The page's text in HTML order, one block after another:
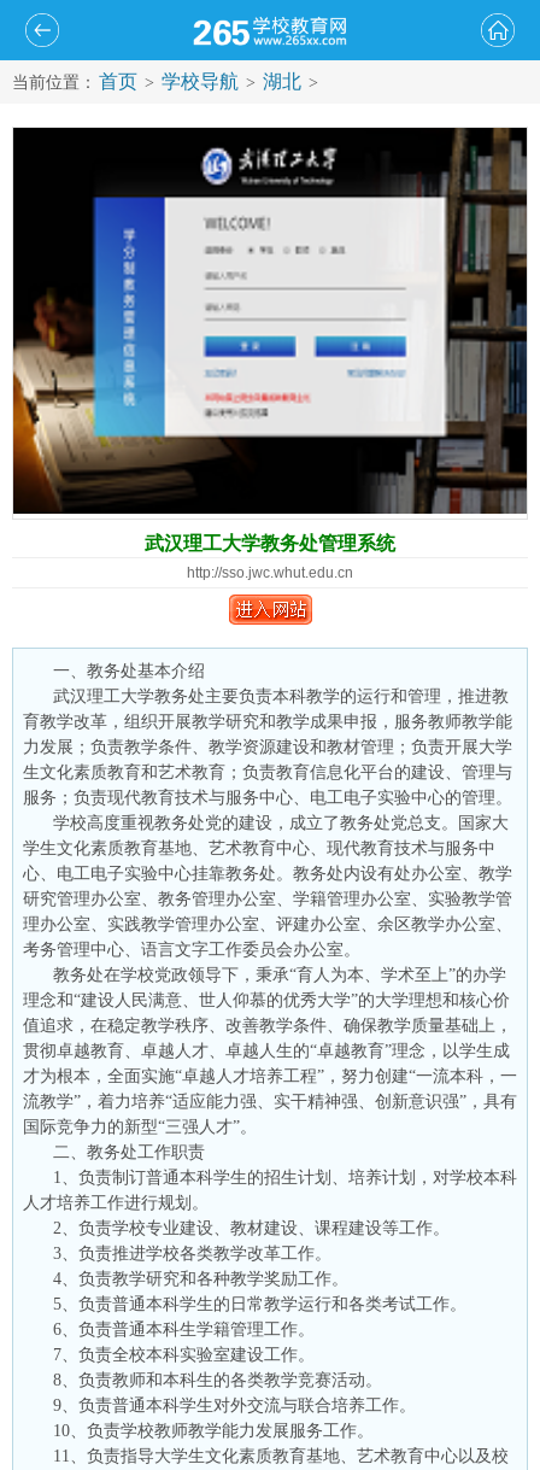
当前位置： 首页 > 学校导航 > 湖北 >
武汉理工大学教务处管理系统
http://sso.jwc.whut.edu.cn
一、教务处基本介绍
武汉理工大学教务处主要负责本科教学的运行和管理，推进教
育教学改革，组织开展教学研究和教学成果申报，服务教师教学能
力发展；负责教学条件、教学资源建设和教材管理；负责开展大学
生文化素质教育和艺术教育；负责教育信息化平台的建设、管理与
服务；负责现代教育技术与服务中心、电工电子实验中心的管理。
学校高度重视教务处党的建设，成立了教务处党总支。国家大
学生文化素质教育基地、艺术教育中心、现代教育技术与服务中
心、电工电子实验中心挂靠教务处。教务处内设有处办公室、教学
研究管理办公室、教务管理办公室、学籍管理办公室、实验教学管
理办公室、实践教学管理办公室、评建办公室、余区教学办公室、
考务管理中心、语言文字工作委员会办公室。
教务处在学校党政领导下，秉承“育人为本、学术至上”的办学
理念和“建设人民满意、世人仰慕的优秀大学”的大学理想和核心价
值追求，在稳定教学秩序、改善教学条件、确保教学质量基础上，
贯彻卓越教育、卓越人才、卓越人生的“卓越教育”理念，以学生成
才为根本，全面实施“卓越人才培养工程”，努力创建“一流本科，一
流教学”，着力培养“适应能力强、实干精神强、创新意识强”，具有
国际竞争力的新型“三强人才”。
二、教务处工作职责
1、负责制订普通本科学生的招生计划、培养计划，对学校本科
人才培养工作进行规划。
2、负责学校专业建设、教材建设、课程建设等工作。
3、负责推进学校各类教学改革工作。
4、负责教学研究和各种教学奖励工作。
5、负责普通本科学生的日常教学运行和各类考试工作。
6、负责普通本科生学籍管理工作。
7、负责全校本科实验室建设工作。
8、负责教师和本科生的各类教学竞赛活动。
9、负责普通本科学生对外交流与联合培养工作。
10、负责学校教师教学能力发展服务工作。
11、负责指导大学生文化素质教育基地、艺术教育中心以及校